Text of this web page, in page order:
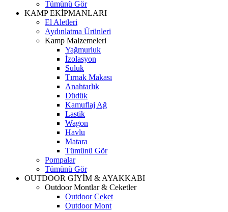
Tümünü Gör
KAMP EKİPMANLARI
El Aletleri
Aydınlatma Ürünleri
Kamp Malzemeleri
Yağmurluk
İzolasyon
Suluk
Tırnak Makası
Anahtarlık
Düdük
Kamuflaj Ağ
Lastik
Wagon
Havlu
Matara
Tümünü Gör
Pompalar
Tümünü Gör
OUTDOOR GİYİM & AYAKKABI
Outdoor Montlar & Ceketler
Outdoor Ceket
Outdoor Mont